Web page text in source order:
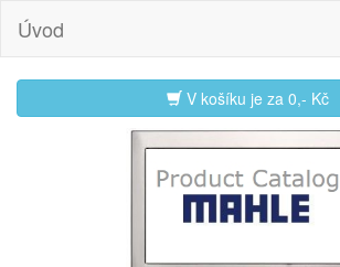
Úvod
V košíku je za 0,- Kč